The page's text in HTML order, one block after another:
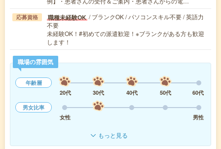
応募資格 職種未経験OK / ブランクOK / パソコンスキル不要 / 英語力
不要
未経験OK！#初めての派遣歓迎！※ブランクがある方も歓迎
します！
職場の雰囲気
年齢層
20代
30代 40代 50代
60代
男女比率
女性
男性
もっと見る